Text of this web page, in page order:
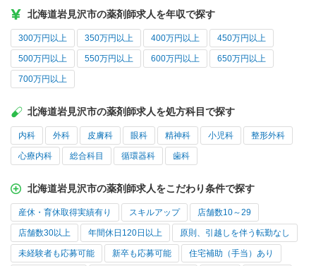
北海道岩見沢市の薬剤師求人を年収で探す
300万円以上 350万円以上 400万円以上 450万円以上
500万円以上 550万円以上 600万円以上 650万円以上
700万円以上
北海道岩見沢市の薬剤師求人を処方科目で探す
内科 外科 皮膚科 眼科 精神科 小児科 整形外科
心療内科 総合科目 循環器科 歯科
北海道岩見沢市の薬剤師求人をこだわり条件で探す
産休・育休取得実績有り スキルアップ 店舗数10～29
店舗数30以上 年間休日120日以上 原則、引越しを伴う転勤なし
未経験者も応募可能 新卒も応募可能 住宅補助（手当）あり